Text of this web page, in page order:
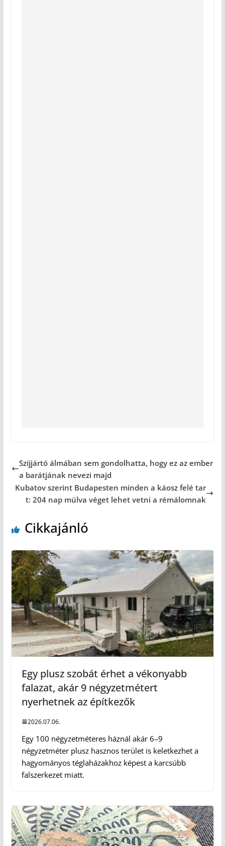
Szijjártó álmában sem gondolhatta, hogy ez az ember
a barátjának nevezi majd
Kubatov szerint Budapesten minden a káosz felé tar
t: 204 nap múlva véget lehet vetni a rémálomnak
Cikkajánló
Egy plusz szobát érhet a vékonyabb
falazat, akár 9 négyzetmétert
nyerhetnek az építkezők
2026.07.06.
Egy 100 négyzetméteres háznál akár 6–9
négyzetméter plusz hasznos terület is keletkezhet a
hagyományos téglaházakhoz képest a karcsúbb
falszerkezet miatt.